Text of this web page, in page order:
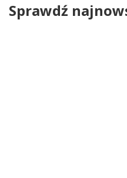
Sprawdź